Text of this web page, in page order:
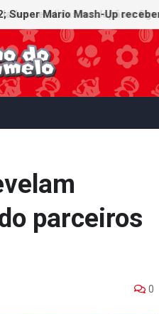
Super Mario Mash-Up
parceiros
0